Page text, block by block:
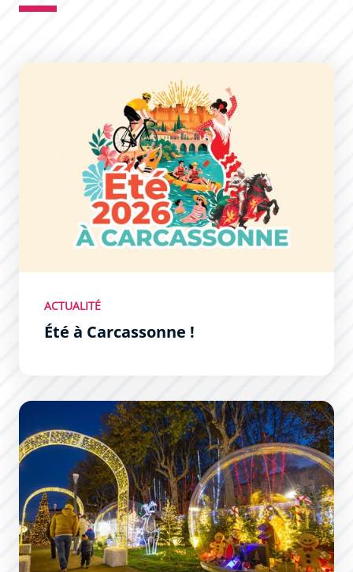
Été à Carcassonne !
ACTUALITÉ
Été à Carcassonne !
La Magie de Noël